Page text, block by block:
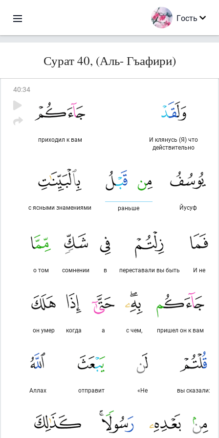
Гость
Сурат 40, (Аль- Гъафири)
40:34
И клянусь (Я) что
действительно
приходил к вам
Йусуф
раньше
с ясными знамениями
И не
переставали вы быть
в
сомнении
о том
пришел он к вам
с чем,
а
когда
он умер
вы сказали:
«Не
отправит
Аллах